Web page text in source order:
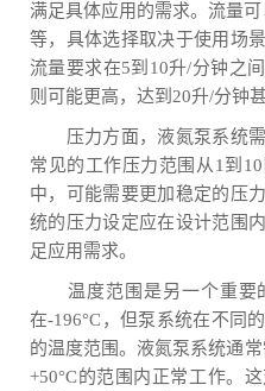
满足具体应用的需求。流量
等，具体选择取决于使用场
流量要求在5到10升/分钟之
则可能更高，达到20升/分钟甚
压力方面，液氮泵系统需
常见的工作压力范围从1到
中，可能需要更加稳定的压
统的压力设定应在设计范围
足应用需求。
温度范围是另一个重要
在-196°C，但泵系统在不同
的温度范围。液氮泵系统通
+50°C的范围内正常工作。